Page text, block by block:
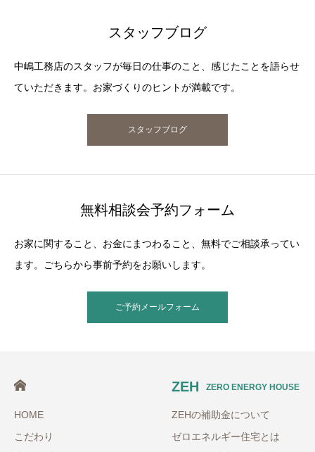
スタッフブログ
中嶋工務店のスタッフが毎日の仕事のこと、感じたことを語らせ
ていただきます。お家づくりのヒントが満載です。
スタッフブログ
無料相談会予約フォーム
お家に関すること、お金にまつわること、無料でご相談承ってい
ます。ごちらから事前予約をお願いします。
ご予約メールフォーム
HOME
こだわり
ZEH ZERO ENERGY HOUSE
ZEHの補助金について
ゼロエネルギー住宅とは